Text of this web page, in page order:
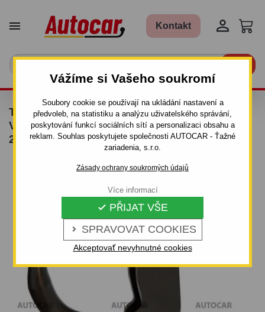
Vážíme si Vašeho soukromí
Soubory cookie se používají na ukládání nastavení a
předvoleb, na statistiku a analýzu uživatelského správání,
poskytování funkcí sociálních sítí a personalizaci obsahu a
reklam. Souhlas poskytujete společnosti AUTOCAR - Ťažné
zariadenia, s.r.o.
Zásady ochrany soukromých údajů
 SPRAVOVAT COOKIES
 PŘIJAT VŠE
Akceptovať nevyhnutné cookies
Více informací
 Kontakt 
TAŽNÉ ZAŘÍZENÍ PRO PEUGEOTEXPERT -
VAN, I GRAND - ŠROUBOVÝ SYSTÉM - OD
2006/10 DO